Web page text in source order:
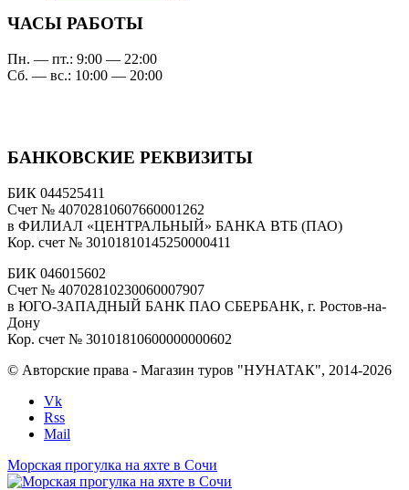
ЧАСЫ РАБОТЫ
Пн. — пт.: 9:00 — 22:00
Сб. — вс.: 10:00 — 20:00
БАНКОВСКИЕ РЕКВИЗИТЫ
БИК 044525411
Счет № 40702810607660001262
в ФИЛИАЛ «ЦЕНТРАЛЬНЫЙ» БАНКА ВТБ (ПАО)
Кор. счет № 30101810145250000411
БИК 046015602
Счет № 40702810230060007907
в ЮГО-ЗАПАДНЫЙ БАНК ПАО СБЕРБАНК, г. Ростов-на-
Дону
Кор. счет № 30101810600000000602
© Авторские права - Магазин туров "НУНАТАК", 2014-2026
Vk
Rss
Mail
Морская прогулка на яхте в Сочи